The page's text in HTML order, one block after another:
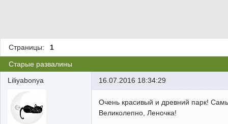
Страницы: 1
Старые развалины
Liliyabonya
16.07.2016 18:34:29
Очень красивый и древний парк!
Великолепно, Леночка!